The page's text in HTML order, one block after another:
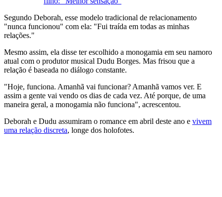
Segundo Deborah, esse modelo tradicional de relacionamento
"nunca funcionou" com ela: "Fui traída em todas as minhas
relações."
Mesmo assim, ela disse ter escolhido a monogamia em seu namoro
atual com o produtor musical Dudu Borges. Mas frisou que a
relação é baseada no diálogo constante.
"Hoje, funciona. Amanhã vai funcionar? Amanhã vamos ver. E
assim a gente vai vendo os dias de cada vez. Até porque, de uma
maneira geral, a monogamia não funciona", acrescentou.
Deborah e Dudu assumiram o romance em abril deste ano e vivem
uma relação discreta, longe dos holofotes.